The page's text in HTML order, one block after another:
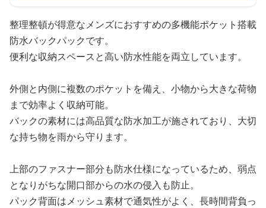
整理整頓が得意なメンズにおすすめの多機能ポケット搭載
防水バックパックです。
便利な収納スペースと高い防水性能を両立しています。
外側と内側に複数のポケットを備え、小物から大きな荷物
まで効率よく収納可能。
バックの素材には高品質な防水加工が施されており、大切
な持ち物を雨から守ります。
上部のファスナー部分も防水仕様になっているため、弱点
となりがちな開口部からの水の侵入も防止。
パック背面はメッシュ素材で通気性がよく、長時間背負っ